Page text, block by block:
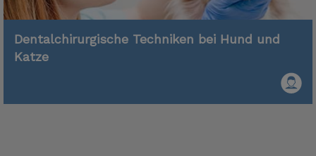
Dentalchirurgische Techniken bei Hund und
Katze